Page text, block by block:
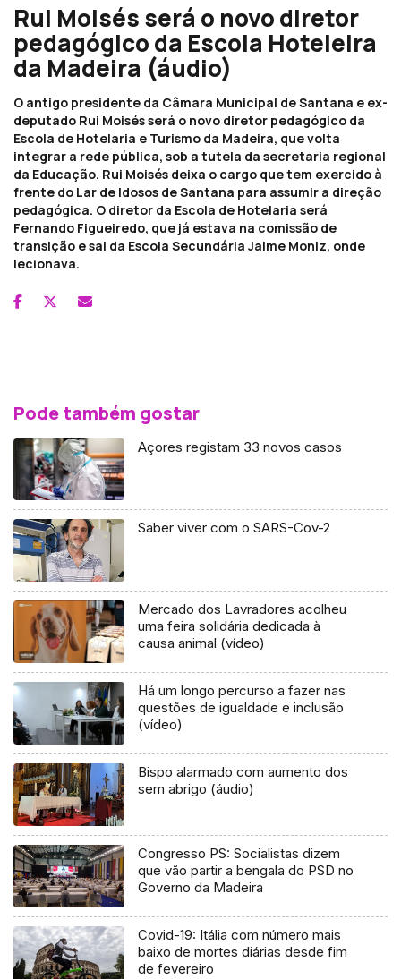
Rui Moisés será o novo diretor
pedagógico da Escola Hoteleira
da Madeira (áudio)
O antigo presidente da Câmara Municipal de Santana e ex-
deputado Rui Moisés será o novo diretor pedagógico da
Escola de Hotelaria e Turismo da Madeira, que volta
integrar a rede pública, sob a tutela da secretaria regional
da Educação. Rui Moisés deixa o cargo que tem exercido à
frente do Lar de Idosos de Santana para assumir a direção
pedagógica. O diretor da Escola de Hotelaria será
Fernando Figueiredo, que já estava na comissão de
transição e sai da Escola Secundária Jaime Moniz, onde
lecionava.
Pode também gostar
Açores registam 33 novos casos
Saber viver com o SARS-Cov-2
Mercado dos Lavradores acolheu
uma feira solidária dedicada à
causa animal (vídeo)
Há um longo percurso a fazer nas
questões de igualdade e inclusão
(vídeo)
Bispo alarmado com aumento dos
sem abrigo (áudio)
Congresso PS: Socialistas dizem
que vão partir a bengala do PSD no
Governo da Madeira
Covid-19: Itália com número mais
baixo de mortes diárias desde fim
de fevereiro